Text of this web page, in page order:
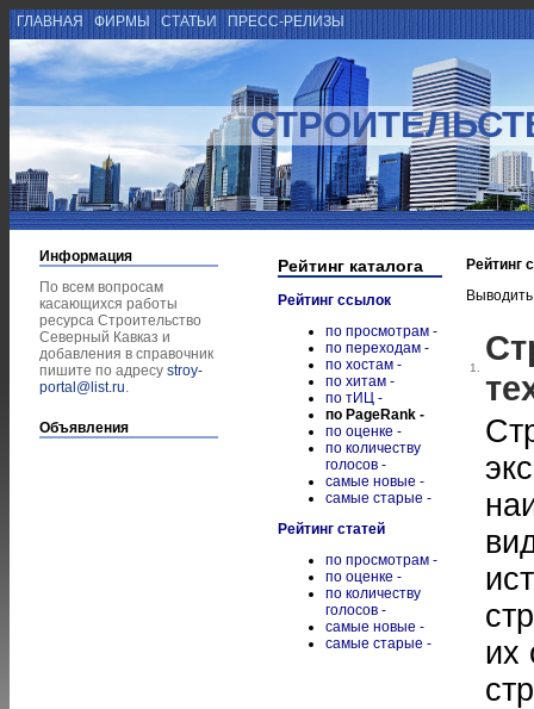
ГЛАВНАЯ ФИРМЫ СТАТЬИ ПРЕСС-РЕЛИЗЫ
Информация
По всем вопросам
касающихся работы
ресурса Строительство
Северный Кавказ и
добавления в справочник
пишите по адресу stroy-
portal@list.ru.
Объявления
Рейтинг каталога
Рейтинг ссылок
по просмотрам -
по переходам -
по хостам -
по хитам -
по тИЦ -
по PageRank -
по оценке -
по количеству
голосов -
самые новые -
самые старые -
Рейтинг статей
по просмотрам -
по оценке -
по количеству
голосов -
самые новые -
самые старые -
Рейтинг
1.
их